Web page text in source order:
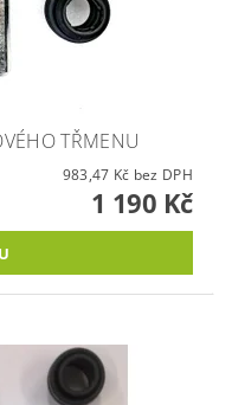
TŘMENU
983,47 Kč bez DPH
1 190 Kč